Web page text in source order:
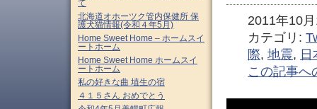
2011年10
カテゴリ:
際, 地震, 日
この記事へ
て
北海道オホーツク管内保健所 保
護犬猫情報(令和４年5月)
Home Sweet Home – ホームスイ
ートホーム
Home Sweet Home ホームスイ
ートホーム
私の好きな曲 埴生の宿
４１５さん おめでとう